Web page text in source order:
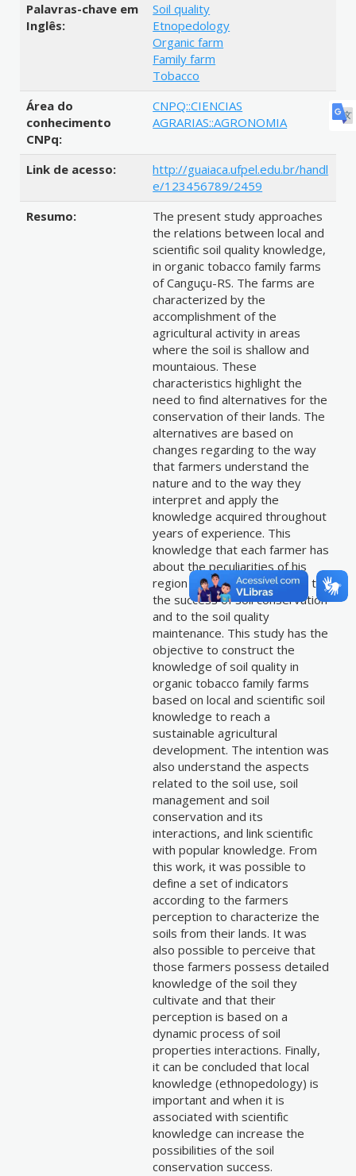
Palavras-chave em
Inglês:
Soil quality
Etnopedology
Organic farm
Family farm
Tobacco
Área do
conhecimento
CNPq:
CNPQ::CIENCIAS
AGRARIAS::AGRONOMIA
Link de acesso:
http://guaiaca.ufpel.edu.br/handl
e/123456789/2459
Resumo:
The present study approaches
the relations between local and
scientific soil quality knowledge,
in organic tobacco family farms
of Canguçu-RS. The farms are
characterized by the
accomplishment of the
agricultural activity in areas
where the soil is shallow and
mountaious. These
characteristics highlight the
need to find alternatives for the
conservation of their lands. The
alternatives are based on
changes regarding to the way
that farmers understand the
nature and to the way they
interpret and apply the
knowledge acquired throughout
years of experience. This
knowledge that each farmer has
about the peculiarities of his
region is an important factor to
the success of soil conservation
and to the soil quality
maintenance. This study has the
objective to construct the
knowledge of soil quality in
organic tobacco family farms
based on local and scientific soil
knowledge to reach a
sustainable agricultural
development. The intention was
also understand the aspects
related to the soil use, soil
management and soil
conservation and its
interactions, and link scientific
with popular knowledge. From
this work, it was possible to
define a set of indicators
according to the farmers
perception to characterize the
soils from their lands. It was
also possible to perceive that
those farmers possess detailed
knowledge of the soil they
cultivate and that their
perception is based on a
dynamic process of soil
properties interactions. Finally,
it can be concluded that local
knowledge (ethnopedology) is
important and when it is
associated with scientific
knowledge can increase the
possibilities of the soil
conservation success.